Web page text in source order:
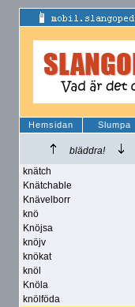
Hemsidan Slumpa
bläddra!
knätch
Knätchable
Knävelborr
knö
Knöjsa
knöjv
knökat
knöl
Knöla
knölföda